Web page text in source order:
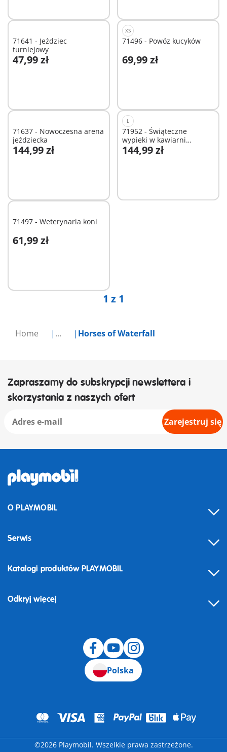
Home ... Horses of Waterfall
71641 - Jeździec
turniejowy
47,99 zł
Dodaj do koszyka
XS
71496 - Powóz kucyków
69,99 zł
Dodaj do koszyka
71637 - Nowoczesna arena
jeździecka
144,99 zł
Dodaj do koszyka
L
71952 - Świąteczne
wypieki w kawiarni
jeździeckiej
144,99 zł
Dodaj do koszyka
71497 - Weterynaria koni
61,99 zł
Dodaj do koszyka
1 z 1
Zapraszamy do subskrypcji newslettera i
skorzystania z naszych ofert
Zarejestruj się
O PLAYMOBIL
Serwis
Odstąpienie od umowy
Katalogi produktów PLAYMOBIL
Odkryj więcej
Polska
©2026 Playmobil. Wszelkie prawa zastrzeżone.